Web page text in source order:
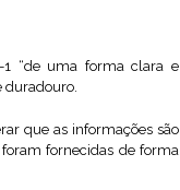
1 “de uma forma clara e
duradouro.
que as informações são
fornecidas de forma